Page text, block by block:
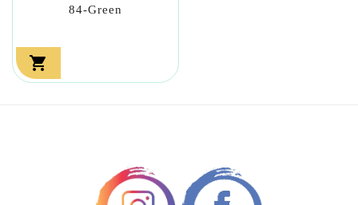
84-Green
